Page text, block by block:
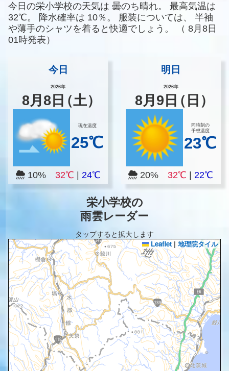
今日の栄小学校の天気は 曇のち晴れ。
最高気温は
32℃。
降水確率は 10％。 服装については、
半袖
や薄手のシャツを着ると快適でしょう。
（ 8月8日
01時発表）
今日
2026年
8月8 日（土）
現在温度
25℃
10% 32℃ 24℃
明日
2026年
8月 9 日（日）
同時刻の
予想温度
23℃
20%32℃ |22℃
栄小学校の
雨雲レーダー
タップすると拡大します
Leaflet | 地理院タイル